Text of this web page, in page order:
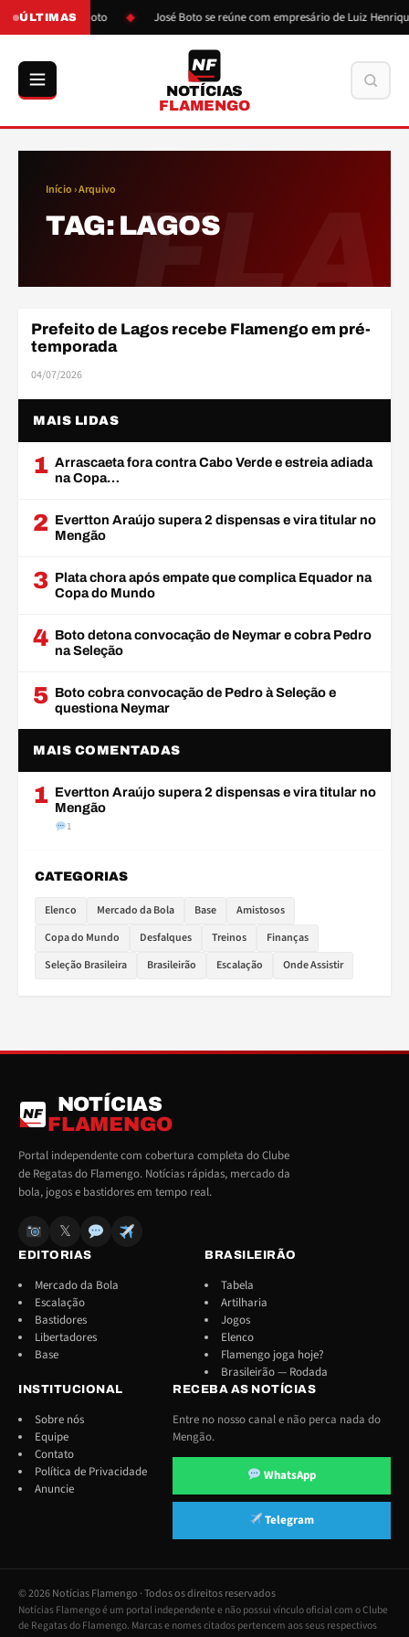
ÚLTIMAS
pressão de Boto José Boto se reúne com empresário de Luiz Henrique
NF
NOTÍCIAS
FLAMENGO
FLA
Início › Arquivo
TAG: LAGOS
AMISTOSOS
Prefeito de Lagos recebe Flamengo em pré-
temporada
04/07/2026
MAIS LIDAS
1 Arrascaeta fora contra Cabo Verde e estreia adiada
na Copa…
2 Evertton Araújo supera 2 dispensas e vira titular no
Mengão
3 Plata chora após empate que complica Equador na
Copa do Mundo
4 Boto detona convocação de Neymar e cobra Pedro
na Seleção
5 Boto cobra convocação de Pedro à Seleção e
questiona Neymar
MAIS COMENTADAS
1 Evertton Araújo supera 2 dispensas e vira titular no
Mengão
1
CATEGORIAS
Elenco Mercado da Bola Base
Amistosos
Copa do Mundo
Desfalques Treinos
Finanças
Seleção Brasileira
Brasileirão Escalação Onde Assistir
NF
NOTÍCIAS
FLAMENGO
Portal independente com cobertura completa do Clube
de Regatas do Flamengo. Notícias rápidas, mercado da
bola, jogos e bastidores em tempo real.
𝕏
EDITORIAS
Mercado da Bola
Escalação
Bastidores
Libertadores
Base
BRASILEIRÃO
Tabela
Artilharia
Jogos
Elenco
Flamengo joga hoje?
Brasileirão — Rodada
INSTITUCIONAL
Sobre nós
Equipe
Contato
Política de Privacidade
Anuncie
RECEBA AS NOTÍCIAS
Entre no nosso canal e não perca nada do
Mengão.
WhatsApp
Telegram
© 2026 Notícias Flamengo · Todos os direitos reservados
Notícias Flamengo é um portal independente e não possui vínculo oficial com o Clube
de Regatas do Flamengo. Marcas e nomes citados pertencem aos seus respectivos